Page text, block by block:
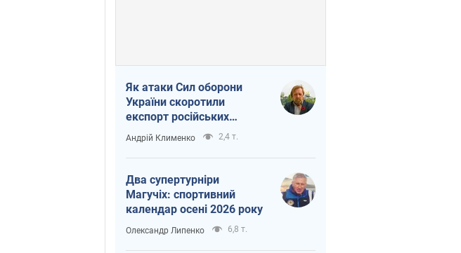
Як атаки Сил оборони
України скоротили
експорт російських
нафтопродуктів
Андрій Клименко 2,4 т.
Два супертурніри
Магучіх: спортивний
календар осені 2026 року
Олександр Липенко 6,8 т.